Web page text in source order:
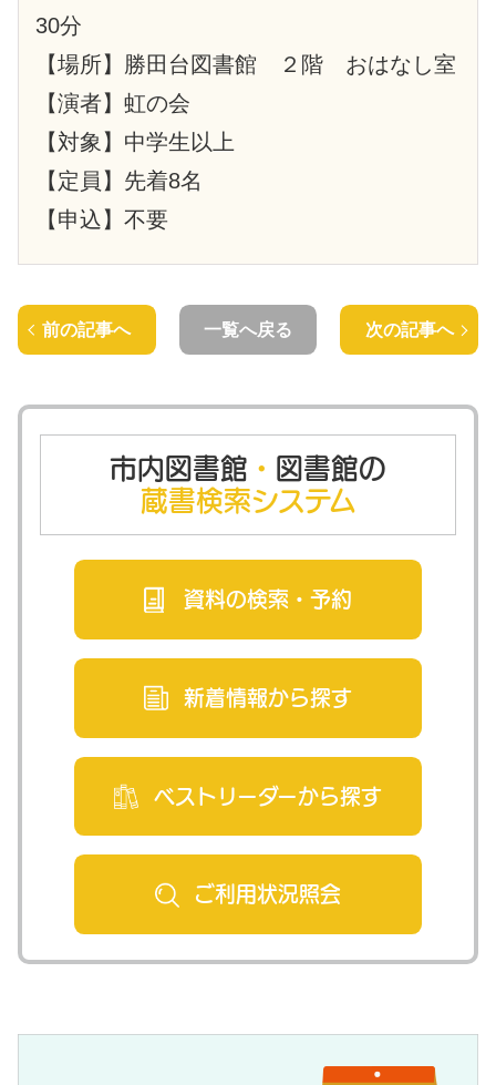
30分
【場所】勝田台図書館 ２階 おはなし室
【演者】虹の会
【対象】中学生以上
【定員】先着8名
【申込】不要
前の記事へ 一覧へ戻る 次の記事へ
市内図書館 ・ 図書館の
蔵書検索システム
資料の検索・ 予約
新着情報から探す
ベストリーダーから探す
ご利用状況照会